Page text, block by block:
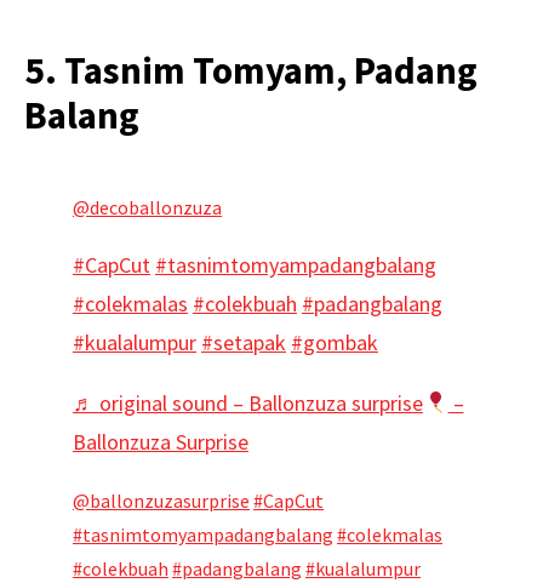
5. Tasnim Tomyam, Padang
Balang
@decoballonzuza
#CapCut #tasnimtomyampadangbalang
#colekmalas #colekbuah #padangbalang
#kualalumpur #setapak #gombak
♬ original sound – Ballonzuza surprise
–
Ballonzuza Surprise
@ballonzuzasurprise #CapCut
#tasnimtomyampadangbalang #colekmalas
#colekbuah #padangbalang #kualalumpur